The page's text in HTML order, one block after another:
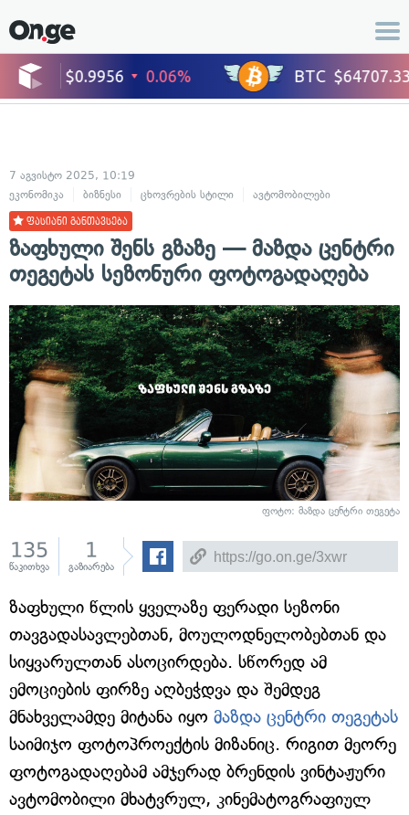
7 აგვისტო 2025, 10:19
ეკონომიკა
ბიზნესი ცხოვრების სტილი ავტომობილები
ფასიანი განთავსება
ზაფხული შენს გზაზე — მაზდა ცენტრი
თეგეტას სეზონური ფოტოგადაღება
ფოტო: მაზდა ცენტრი თეგეტა
135
წაკითხვა
1
გაზიარება
ზაფხული წლის ყველაზე ფერადი სეზონი
თავგადასავლებთან, მოულოდნელობებთან და
სიყვარულთან ასოცირდება. სწორედ ამ
ემოციების ფირზე აღბეჭდვა და შემდეგ
მნახველამდე მიტანა იყო მაზდა ცენტრი თეგეტას
საიმიჯო ფოტოპროექტის მიზანიც. რიგით მეორე
ფოტოგადაღებამ ამჯერად ბრენდის ვინტაჟური
ავტომობილი მხატვრულ, კინემატოგრაფიულ